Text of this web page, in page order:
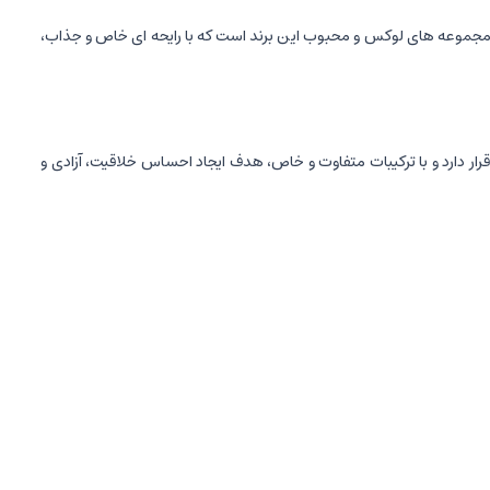
های لوکس و محبوب این برند است که با رایحه ای خاص و جذاب،
برند لویی ویتون قرار دارد و با ترکیبات متفاوت و خاص، هدف ایجاد احساس خلاقیت، آزادی و